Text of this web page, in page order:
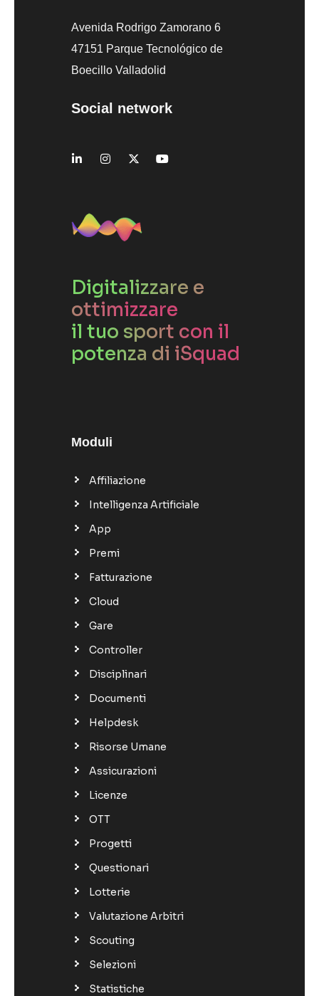
Avenida Rodrigo Zamorano 6
47151 Parque Tecnológico de
Boecillo Valladolid
Social network
Digitalizzare e
ottimizzare
il tuo sport con il
potenza di iSquad
Moduli
Affiliazione
Intelligenza Artificiale
App
Premi
Fatturazione
Cloud
Gare
Controller
Disciplinari
Documenti
Helpdesk
Risorse Umane
Assicurazioni
Licenze
OTT
Progetti
Questionari
Lotterie
Valutazione Arbitri
Scouting
Selezioni
Statistiche